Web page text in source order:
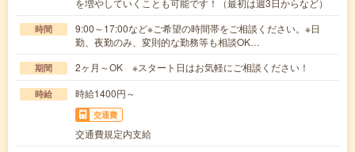
を増やしていくことも可能です！（最初は週3日からなど）
時間
9:00～17:00など※ご希望の時間帯をご相談ください。※日
勤、夜勤のみ、変則的な勤務等も相談OK…
期間 2ヶ月～OK ※スタート日はお気軽にご相談ください！
時給 時給1400円～
交通費
交通費規定内支給